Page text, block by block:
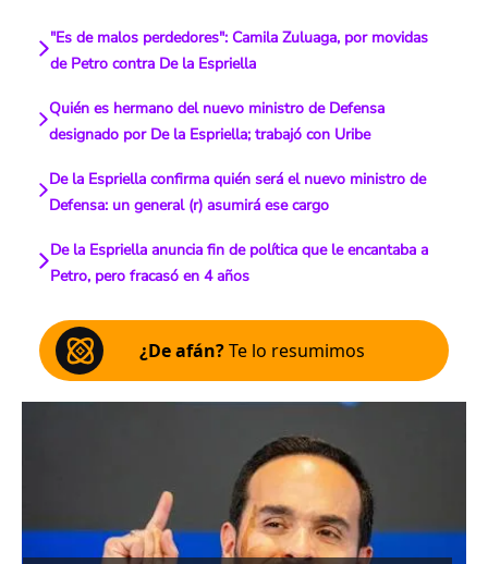
"Es de malos perdedores": Camila Zuluaga, por movidas
de Petro contra De la Espriella
Quién es hermano del nuevo ministro de Defensa
designado por De la Espriella; trabajó con Uribe
De la Espriella confirma quién será el nuevo ministro de
Defensa: un general (r) asumirá ese cargo
De la Espriella anuncia fin de política que le encantaba a
Petro, pero fracasó en 4 años
¿De afán?Te lo resumimos